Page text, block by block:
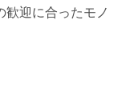
歓迎に合ったモノ